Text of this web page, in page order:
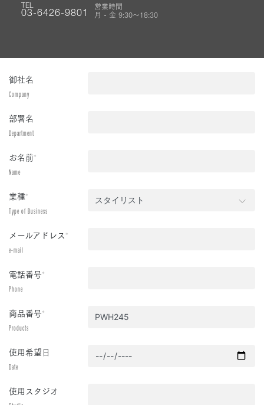
TEL
03-6426-9801
営業時間
月 - 金 9:30〜18:30
御社名
Company
部署名
Department
お名前*
Name
業種*
Type of Business
メールアドレス*
e-mail
電話番号*
Phone
商品番号*
Products
使用希望日
Date
使用スタジオ